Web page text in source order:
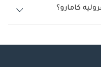
كامارو؟
السرعة القصوى لسيارة شيفروليه كامارو هي 320 كم/الساعة - 340 كم/